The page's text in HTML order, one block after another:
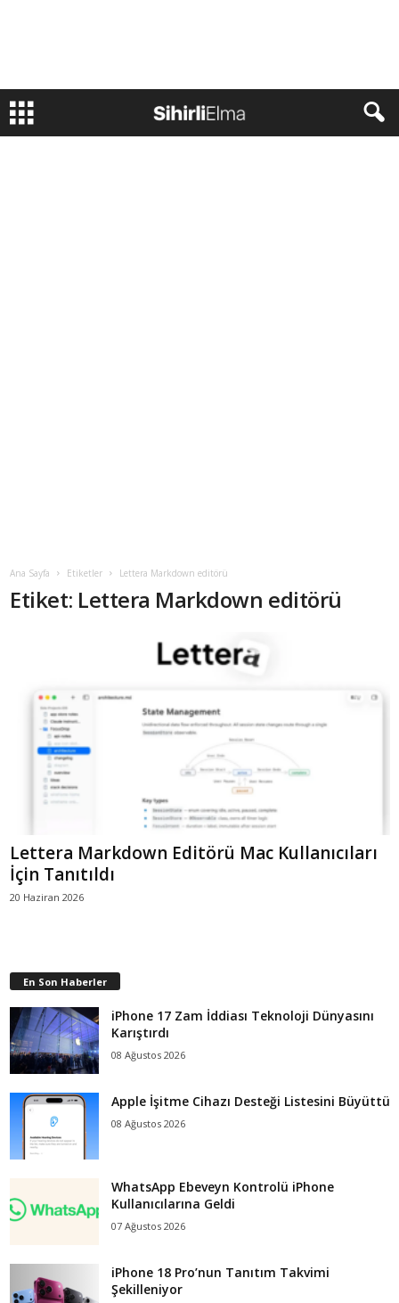
Ana Sayfa Etiketler Lettera Markdown editörü
Etiket: Lettera Markdown editörü
Lettera Markdown Editörü Mac Kullanıcıları
İçin Tanıtıldı
20 Haziran 2026
En Son Haberler
iPhone 17 Zam İddiası Teknoloji Dünyasını
Karıştırdı
08 Ağustos 2026
Apple İşitme Cihazı Desteği Listesini Büyüttü
08 Ağustos 2026
WhatsApp Ebeveyn Kontrolü iPhone
Kullanıcılarına Geldi
07 Ağustos 2026
iPhone 18 Pro’nun Tanıtım Takvimi
Şekilleniyor